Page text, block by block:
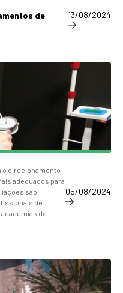
de
13/08/2024
o direcionamento
adequados para
são
de
do
05/08/2024